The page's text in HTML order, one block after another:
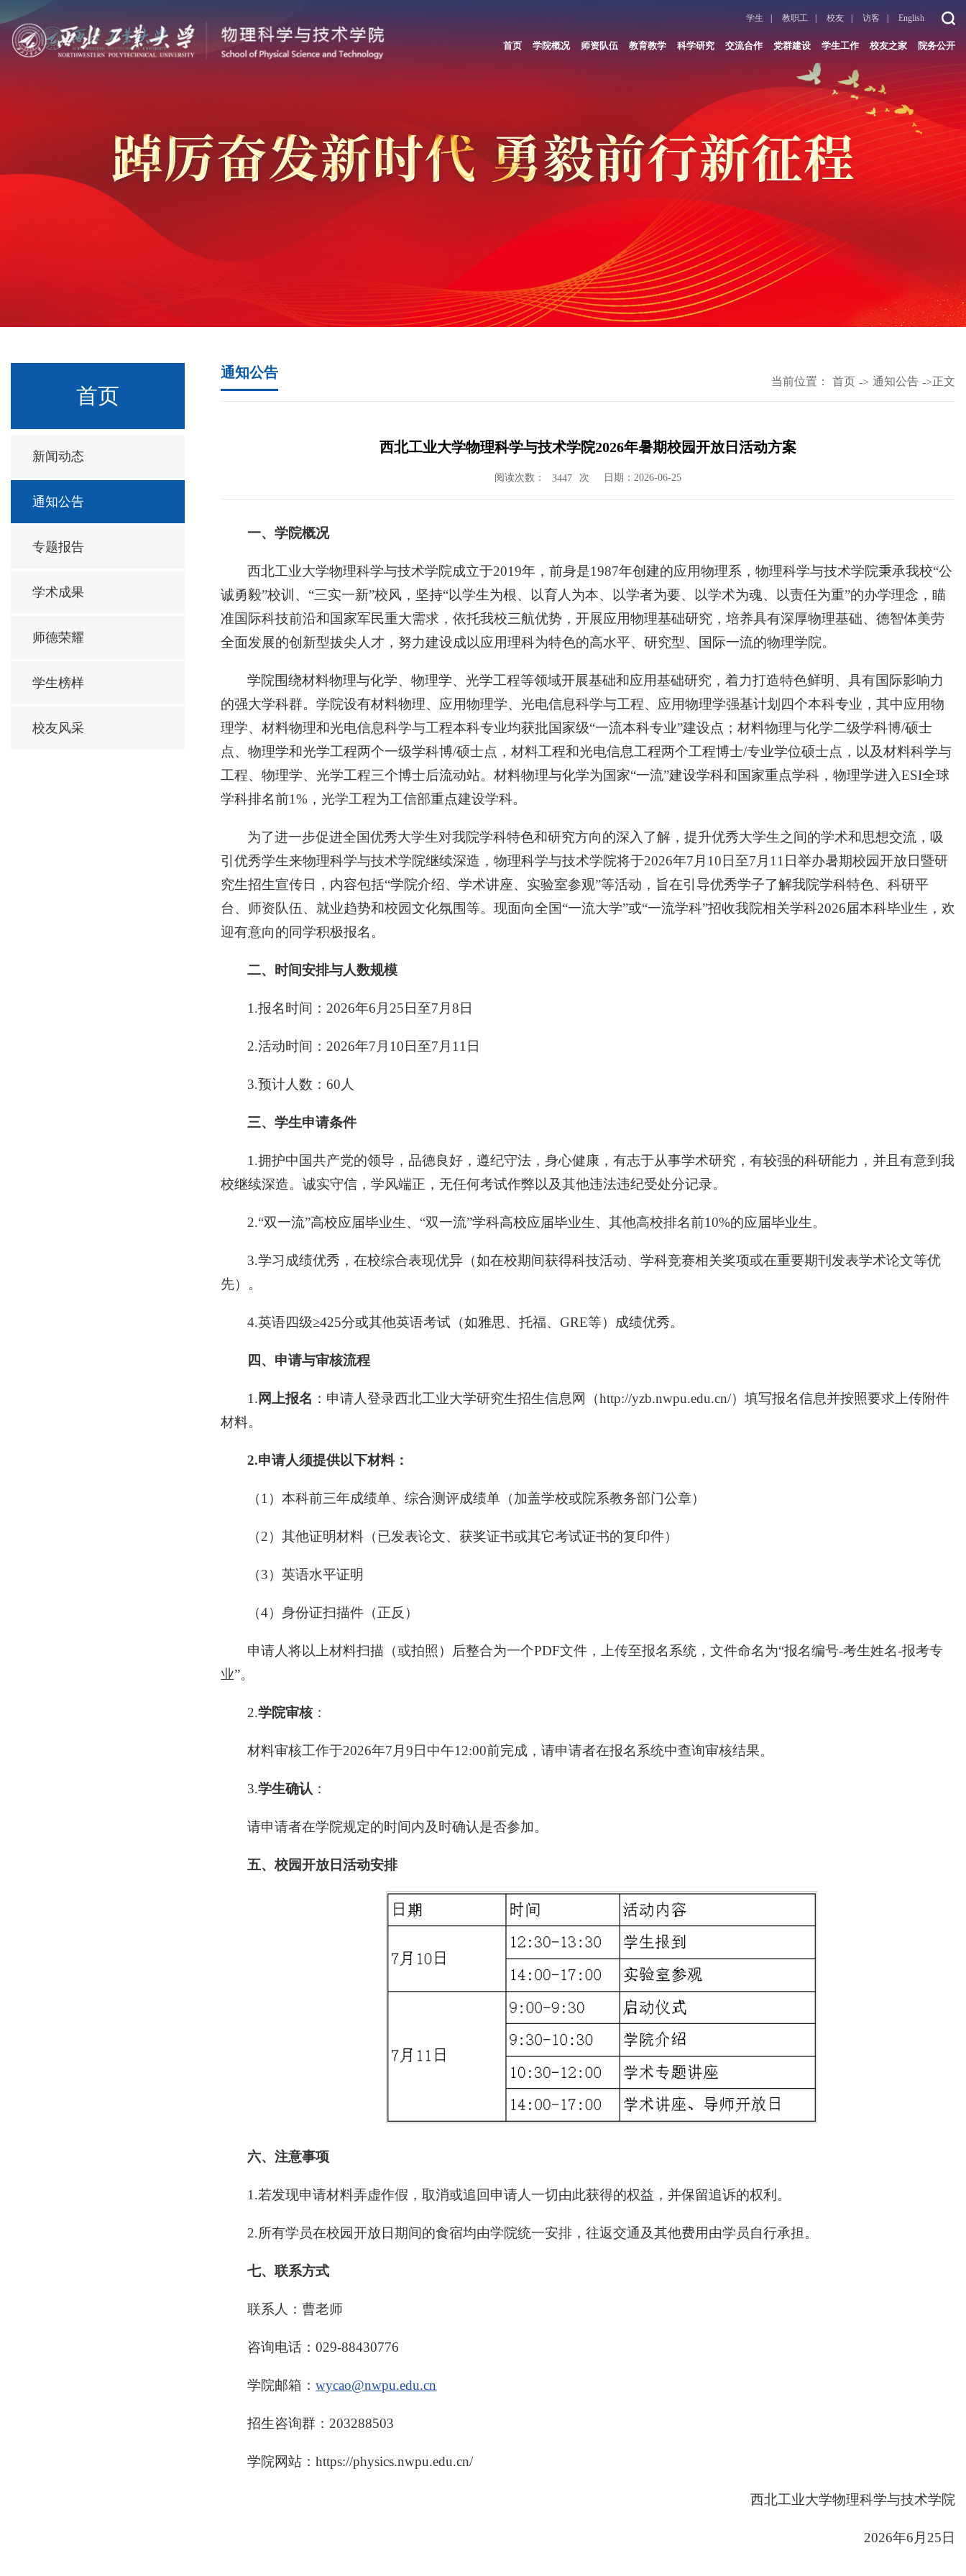
学生 教职工 校友 访客 English
首页 学院概况 师资队伍 教育教学 科学研究 交流合作 党群建设 学生工作 校友之家 院务公开
首页
新闻动态
通知公告
专题报告
学术成果
师德荣耀
学生榜样
校友风采
通知公告
当前位置： 首页 -> 通知公告 ->正文
西北工业大学物理科学与技术学院2026年暑期校园开放日活动方案
阅读次数： 3447 次 日期：2026-06-25
一、学院概况
西北工业大学物理科学与技术学院成立于2019年，前身是1987年创建的应用物理系，物理科学与技术学院秉承我校“公
诚勇毅”校训、“三实一新”校风，坚持“以学生为根、以育人为本、以学者为要、以学术为魂、以责任为重”的办学理念，瞄
准国际科技前沿和国家军民重大需求，依托我校三航优势，开展应用物理基础研究，培养具有深厚物理基础、德智体美劳
全面发展的创新型拔尖人才，努力建设成以应用理科为特色的高水平、研究型、国际一流的物理学院。
学院围绕材料物理与化学、物理学、光学工程等领域开展基础和应用基础研究，着力打造特色鲜明、具有国际影响力
的强大学科群。学院设有材料物理、应用物理学、光电信息科学与工程、应用物理学强基计划四个本科专业，其中应用物
理学、材料物理和光电信息科学与工程本科专业均获批国家级“一流本科专业”建设点；材料物理与化学二级学科博/硕士
点、物理学和光学工程两个一级学科博/硕士点，材料工程和光电信息工程两个工程博士/专业学位硕士点，以及材料科学与
工程、物理学、光学工程三个博士后流动站。材料物理与化学为国家“一流”建设学科和国家重点学科，物理学进入ESI全球
学科排名前1%，光学工程为工信部重点建设学科。
为了进一步促进全国优秀大学生对我院学科特色和研究方向的深入了解，提升优秀大学生之间的学术和思想交流，吸
引优秀学生来物理科学与技术学院继续深造，物理科学与技术学院将于2026年7月10日至7月11日举办暑期校园开放日暨研
究生招生宣传日，内容包括“学院介绍、学术讲座、实验室参观”等活动，旨在引导优秀学子了解我院学科特色、科研平
台、师资队伍、就业趋势和校园文化氛围等。现面向全国“一流大学”或“一流学科”招收我院相关学科2026届本科毕业生，欢
迎有意向的同学积极报名。
二、时间安排与人数规模
1.报名时间：2026年6月25日至7月8日
2.活动时间：2026年7月10日至7月11日
3.预计人数：60人
三、学生申请条件
1.拥护中国共产党的领导，品德良好，遵纪守法，身心健康，有志于从事学术研究，有较强的科研能力，并且有意到我
校继续深造。诚实守信，学风端正，无任何考试作弊以及其他违法违纪受处分记录。
2.“双一流”高校应届毕业生、“双一流”学科高校应届毕业生、其他高校排名前10%的应届毕业生。
3.学习成绩优秀，在校综合表现优异（如在校期间获得科技活动、学科竞赛相关奖项或在重要期刊发表学术论文等优
先）。
4.英语四级≥425分或其他英语考试（如雅思、托福、GRE等）成绩优秀。
四、 申请与审核流程
1.网上报名 ：申请人登录西北工业大学研究生招生信息网（http://yzb.nwpu.edu.cn/）填写报名信息并按照要求上传附件
材料。
2.申请人须提供以下材料：
（1）本科前三年成绩单、综合测评成绩单（加盖学校或院系教务部门公章）
（2）其他证明材料（已发表论文、获奖证书或其它考试证书的复印件）
（3）英语水平证明
（4）身份证扫描件（正反）
申请人将以上材料扫描（或拍照）后整合为一个PDF文件，上传至报名系统，文件命名为“报名编号-考生姓名-报考专
业”。
2.学院审核：
材料审核工作于2026年7月9日中午12:00前完成，请申请者在报名系统中查询审核结果。
3.学生确认 ：
请申请者在学院规定的时间内及时确认是否参加。
五、校园开放日活动安排
六、注意事项
1.若发现申请材料弄虚作假，取消或追回申请人一切由此获得的权益，并保留追诉的权利。
2.所有学员在校园开放日期间的食宿均由学院统一安排，往返交通及其他费用由学员自行承担。
七、联系方式
联系人：曹老师
咨询电话：029-88430776
学院邮箱：wycao@nwpu.edu.cn
招生咨询群：203288503
学院网站：https://physics.nwpu.edu.cn/
西北工业大学物理科学与技术学院
2026年6月25日